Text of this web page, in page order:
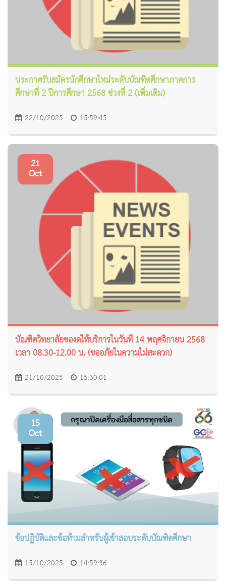
ประกาศรับสมัครนักศึกษาใหม่ระดับบัณฑิตศึกษาภาคการ
ศึกษาที่ 2 ปีการศึกษา 2568 ช่วงที่ 2 (เพิ่มเติม)
22/10/2025 15:59:45
21
Oct
บัณฑิตวิทยาลัยของดให้บริการในวันที่ 14 พฤศจิกายน 2568
เวลา 08.30-12.00 น. (ขออภัยในความไม่สะดวก)
21/10/2025 15:30:01
15
Oct
ข้อปฏิบัติและข้อห้ามสำหรับผู้เข้าสอบระดับบัณฑิตศึกษา
15/10/2025 14:59:36